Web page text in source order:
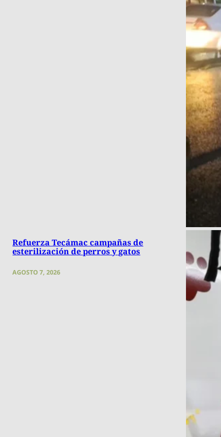
Refuerza Tecámac campañas de
esterilización de perros y gatos
AGOSTO 7, 2026